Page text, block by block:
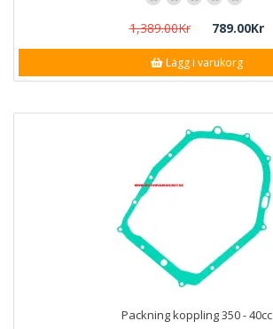
1,389.00Kr 789.00Kr
Lägg i varukorg
Packning koppling 350 - 40cc